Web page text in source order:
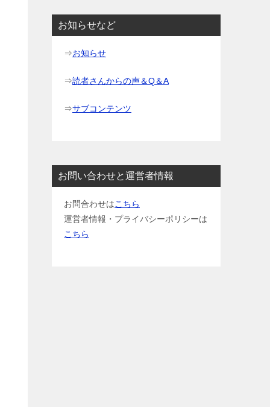
お知らせなど
⇒お知らせ
⇒読者さんからの声＆Q＆A
⇒サブコンテンツ
お問い合わせと運営者情報
お問合わせはこちら
運営者情報・プライバシーポリシーは
こちら